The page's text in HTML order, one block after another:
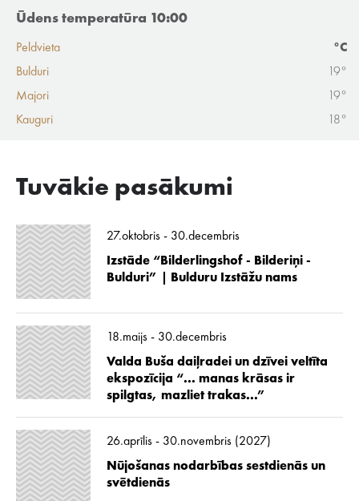
Ūdens temperatūra 10:00
Peldvieta
°C
Bulduri
19°
Majori
19°
Kauguri
18°
Tuvākie pasākumi
27.oktobris - 30.decembris
Izstāde “Bilderlingshof - Bilderiņi -
Bulduri” | Bulduru Izstāžu nams
18.maijs - 30.decembris
Valda Buša daiļradei un dzīvei veltīta
ekspozīcija “... manas krāsas ir
spilgtas, mazliet trakas...”
26.aprīlis - 30.novembris (2027)
Nūjošanas nodarbības sestdienās un
svētdienās